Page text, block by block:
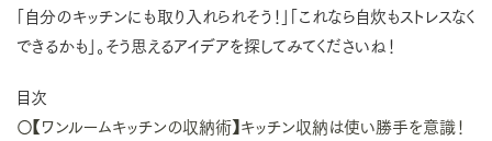
「自分のキッチンにも取り入れられそう！」「これなら自炊もストレスなく
できるかも」。そう思えるアイデアを探してみてくださいね！
目次
〇【ワンルームキッチンの収納術】キッチン収納は使い勝手を意識！